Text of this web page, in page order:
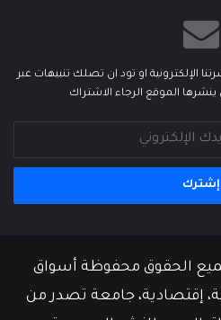
الإلكترونية او تود ان تصلك تنبيهات عبر
ينشرها الموقع الرجاء الاشتراك
النشر 2026، جميع الحقوق محفوظة أسواق
إقتصادية، جامعة تصدر من